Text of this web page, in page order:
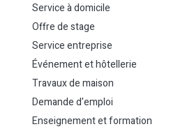
Service à domicile
Offre de stage
Service entreprise
Événement et hôtellerie
Travaux de maison
Demande d'emploi
Enseignement et formation